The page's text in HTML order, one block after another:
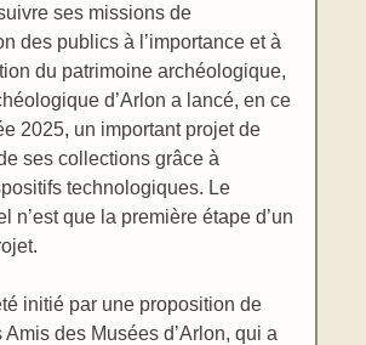
ses missions de
des publics à l’importance et à
du patrimoine archéologique,
d’Arlon a lancé, en ce
2025, un important projet de
ses collections grâce à
technologiques. Le
n’est que la première étape d’un
initié par une proposition de
Amis des Musées d’Arlon, qui a